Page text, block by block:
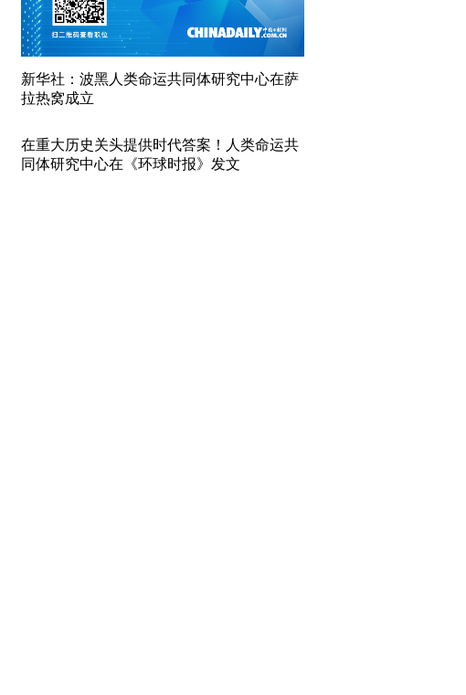
新华社：波黑人类命运共同体研究中心在萨
拉热窝成立
在重大历史关头提供时代答案！人类命运共
同体研究中心在《环球时报》发文